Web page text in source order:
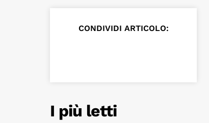
CONDIVIDI ARTICOLO:
I più letti